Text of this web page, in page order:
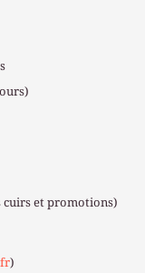
cuirs et promotions)
)